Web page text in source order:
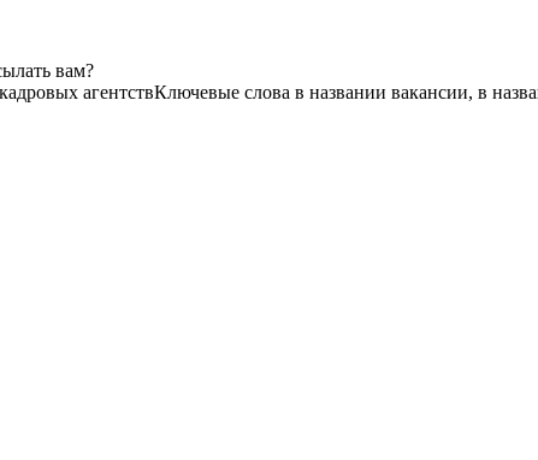
вам?
агентствКлючевые слова в названии вакансии, в